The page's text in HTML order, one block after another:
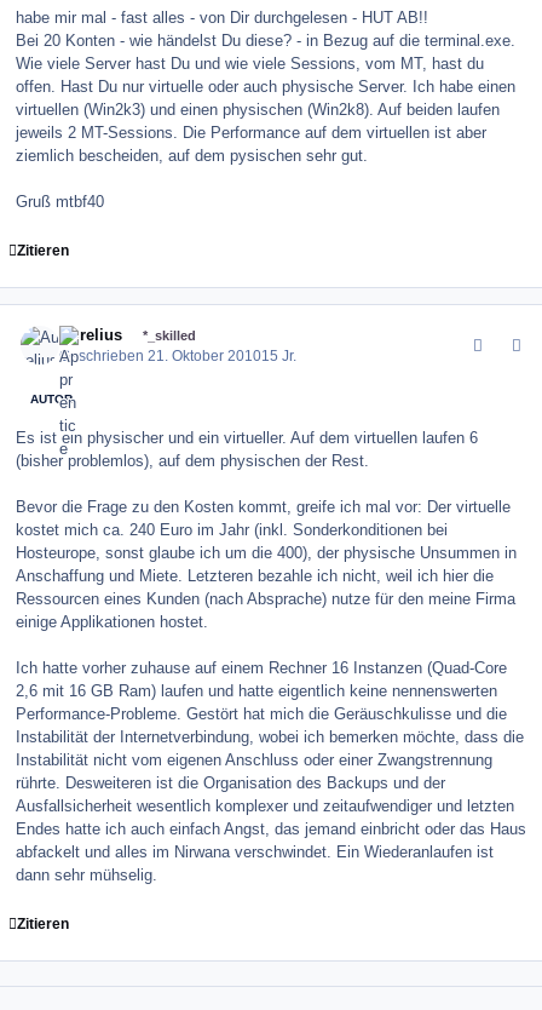
habe mir mal - fast alles - von Dir durchgelesen - HUT AB!!
Bei 20 Konten - wie händelst Du diese? - in Bezug auf die terminal.exe.
Wie viele Server hast Du und wie viele Sessions, vom MT, hast du
offen. Hast Du nur virtuelle oder auch physische Server. Ich habe einen
virtuellen (Win2k3) und einen physischen (Win2k8). Auf beiden laufen
jeweils 2 MT-Sessions. Die Performance auf dem virtuellen ist aber
ziemlich bescheiden, auf dem pysischen sehr gut.
Gruß mtbf40
Zitieren
Aurelius *_skilled
Geschrieben21. Oktober 201015 Jr.
AUTOR
Es ist ein physischer und ein virtueller. Auf dem virtuellen laufen 6
(bisher problemlos), auf dem physischen der Rest.
Bevor die Frage zu den Kosten kommt, greife ich mal vor: Der virtuelle
kostet mich ca. 240 Euro im Jahr (inkl. Sonderkonditionen bei
Hosteurope, sonst glaube ich um die 400), der physische Unsummen in
Anschaffung und Miete. Letzteren bezahle ich nicht, weil ich hier die
Ressourcen eines Kunden (nach Absprache) nutze für den meine Firma
einige Applikationen hostet.
Ich hatte vorher zuhause auf einem Rechner 16 Instanzen (Quad-Core
2,6 mit 16 GB Ram) laufen und hatte eigentlich keine nennenswerten
Performance-Probleme. Gestört hat mich die Geräuschkulisse und die
Instabilität der Internetverbindung, wobei ich bemerken möchte, dass die
Instabilität nicht vom eigenen Anschluss oder einer Zwangstrennung
rührte. Desweiteren ist die Organisation des Backups und der
Ausfallsicherheit wesentlich komplexer und zeitaufwendiger und letzten
Endes hatte ich auch einfach Angst, das jemand einbricht oder das Haus
abfackelt und alles im Nirwana verschwindet. Ein Wiederanlaufen ist
dann sehr mühselig.
Zitieren